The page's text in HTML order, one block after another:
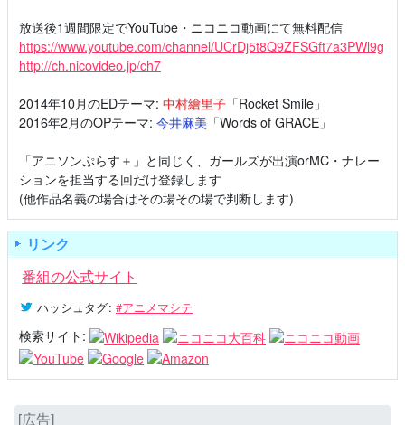
放送後1週間限定でYouTube・ニコニコ動画にて無料配信
https://www.youtube.com/channel/UCrDj5t8Q9ZFSGft7a3PWl9g
http://ch.nicovideo.jp/ch7
2014年10月のEDテーマ: 中村繪里子 「Rocket Smile」
2016年2月のOPテーマ: 今井麻美 「Words of GRACE」
「アニソンぷらす＋」と同じく、ガールズが出演orMC・ナレー
ションを担当する回だけ登録します
(他作品名義の場合はその場その場で判断します)
リンク
番組の公式サイト
ハッシュタグ: #アニメマシテ
検索サイト:
[広告]